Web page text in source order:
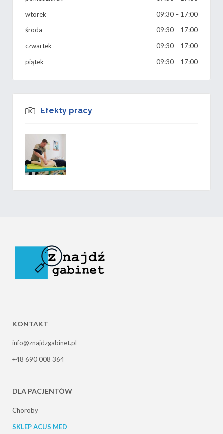
wtorek
09:30 – 17:00
środa
09:30 – 17:00
czwartek
09:30 – 17:00
piątek
09:30 – 17:00
Efekty pracy
KONTAKT
info@znajdzgabinet.pl
+48 690 008 364
DLA PACJENTÓW
Choroby
SKLEP ACUS MED